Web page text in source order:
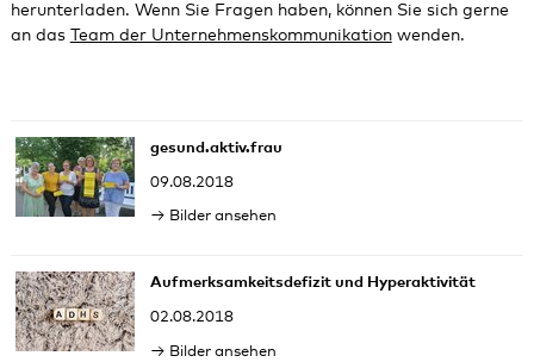
herunterladen. Wenn Sie Fragen haben, können Sie sich gerne
an das Team der Unternehmenskommunikationwenden.
gesund.aktiv.frau
09.08.2018
Bilder ansehen
Aufmerksamkeitsdefizit und Hyperaktivität
02.08.2018
Bilder ansehen